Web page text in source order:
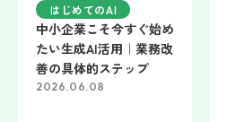
はじめてのAI
中小企業こそ今すぐ始め
たい生成AI活用｜業務改
善の具体的ステップ
2026.06.08